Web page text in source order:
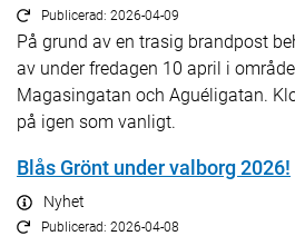
Publicerad: 2026-04-09
På grund av en trasig brandpost
av under fredagen 10 april i
Magasingatan och Aguéligatan.
på igen som vanligt.
Blås Grönt under valborg 2026!
Nyhet
Publicerad: 2026-04-08